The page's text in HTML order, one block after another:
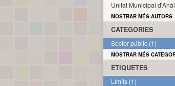
Unitat Municipal
MOSTRAR MÉS AUTORS
CATEGORIES
Sector públic (1)
MOSTRAR MÉS
ETIQUETES
Límits (1)